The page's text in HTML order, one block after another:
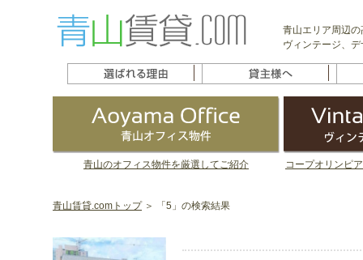
青山エリア周辺
ヴィンテージ、
青山のオフィス物件を厳選してご紹介 コープオリンピ
青山賃貸.comトップ＞ 「5」の検索結果